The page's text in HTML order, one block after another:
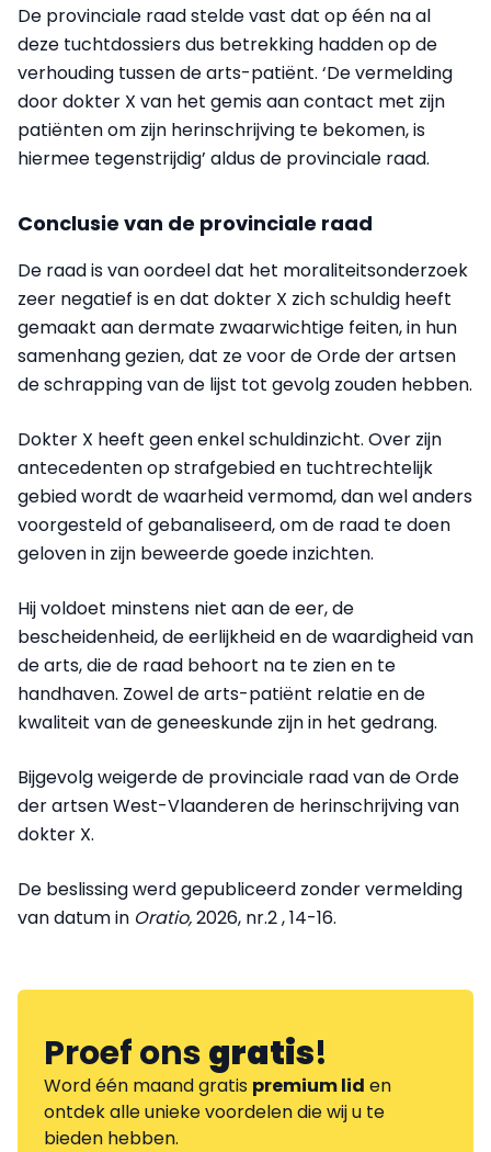
De provinciale raad stelde vast dat op één na al
deze tuchtdossiers dus betrekking hadden op de
verhouding tussen de arts-patiënt. ‘De vermelding
door dokter X van het gemis aan contact met zijn
patiënten om zijn herinschrijving te bekomen, is
hiermee tegenstrijdig’ aldus de provinciale raad.
Conclusie van de provinciale raad
De raad is van oordeel dat het moraliteitsonderzoek
zeer negatief is en dat dokter X zich schuldig heeft
gemaakt aan dermate zwaarwichtige feiten, in hun
samenhang gezien, dat ze voor de Orde der artsen
de schrapping van de lijst tot gevolg zouden hebben.
Dokter X heeft geen enkel schuldinzicht. Over zijn
antecedenten op strafgebied en tuchtrechtelijk
gebied wordt de waarheid vermomd, dan wel anders
voorgesteld of gebanaliseerd, om de raad te doen
geloven in zijn beweerde goede inzichten.
Hij voldoet minstens niet aan de eer, de
bescheidenheid, de eerlijkheid en de waardigheid van
de arts, die de raad behoort na te zien en te
handhaven. Zowel de arts-patiënt relatie en de
kwaliteit van de geneeskunde zijn in het gedrang.
Bijgevolg weigerde de provinciale raad van de Orde
der artsen West-Vlaanderen de herinschrijving van
dokter X.
De beslissing werd gepubliceerd zonder vermelding
van datum in Oratio,2026, nr.2 , 14-16.
Proef onsgratis!
Word één maand gratis premium lid en
ontdek alle unieke voordelen die wij u te
bieden hebben.